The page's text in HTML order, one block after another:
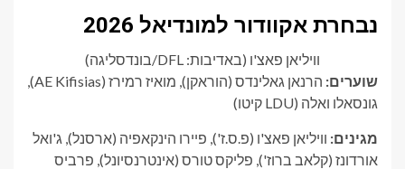
נבחרת אקוודור למונדיאל 2026
וויליאן פאצ'ו (באדיבות: DFL/בונדסליגה)
שוערים:
הרנאן גאלינדס (הוראקן), מואיז רמירז (AE Kifisias),
גונסאלו ואלה (LDU קיטו)
מגינים: וויליאן פאצ'ו (פ.ס.ז'), פיירו הינקאפיה (ארסנל), ג'ואל
אורדונז (קלאב ברוז'), פליקס טורס (אינטרנסיונל), פרביס